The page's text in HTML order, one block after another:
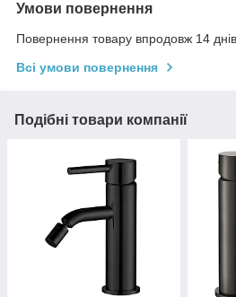
Умови повернення
Повернення товару впродовж 14
Всі умови повернення
Подібні товари компанії